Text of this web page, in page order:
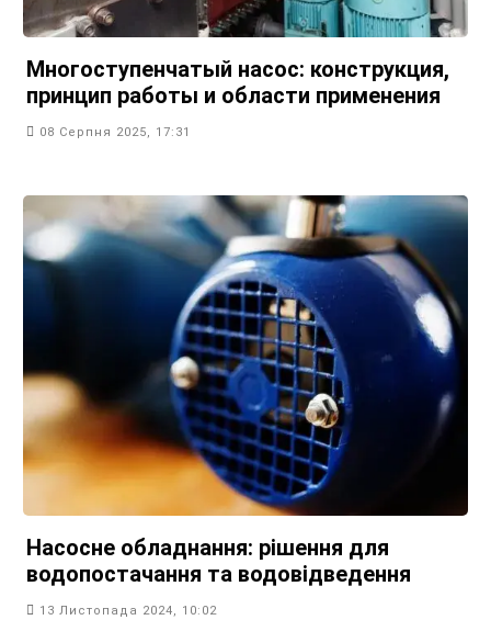
Многоступенчатый насос: конструкция,
принцип работы и области применения
08 Серпня 2025, 17:31
Насосне обладнання: рішення для
водопостачання та водовідведення
13 Листопада 2024, 10:02